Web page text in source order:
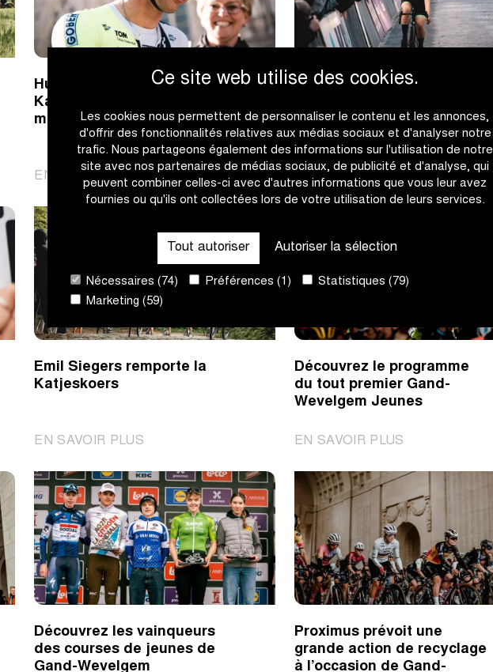
Ce site web utilise des cookies.
Les cookies nous permettent de personnaliser le contenu et les annonces,
d'offrir des fonctionnalités relatives aux médias sociaux et d'analyser notre
trafic. Nous partageons également des informations sur l'utilisation de notre
site avec nos partenaires de médias sociaux, de publicité et d'analyse, qui
peuvent combiner celles-ci avec d'autres informations que vous leur avez
fournies ou qu'ils ont collectées lors de votre utilisation de leurs services.
Tout autoriser Autoriser la sélection
Nécessaires (74) Préférences (1)
Statistiques (79)
Marketing (59)
Huub Artz remporte la
Kattekoers au terme d’un
magnifique solo
EN SAVOIR PLUS |
Huub
remporte
Kattekoers
au
d’un
solo
Millie Salmon s’impose
EN SAVOIR PLUS |
Millie
les
Emil Siegers remporte la
Katjeskoers
EN SAVOIR PLUS|
Siegers
remporte
la
Katjeskoers
Découvrez le programme
du tout premier Gand-
Wevelgem Jeunes
EN SAVOIR PLUS
le
programme
du
tout
premier
Gand-
Wevelgem
Découvrez les vainqueurs
des courses de jeunes de
Gand-Wevelgem
Proximus prévoit une
grande action de recyclage
à l’occasion de Gand-